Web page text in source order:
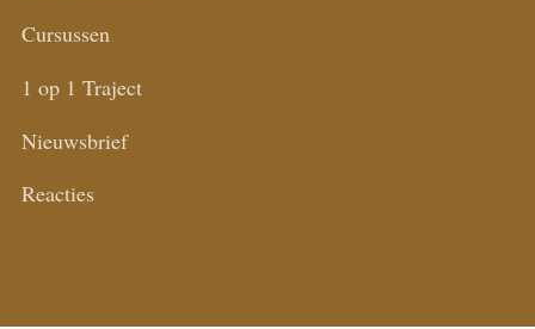
Cursussen
1 op 1 Traject
Nieuwsbrief
Reacties